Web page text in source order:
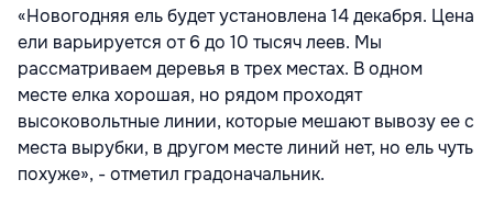
«Новогодняя ель будет установлена 14 декабря. Цена
ели варьируется от 6 до 10 тысяч леев. Мы
рассматриваем деревья в трех местах. В одном
месте елка хорошая, но рядом проходят
высоковольтные линии, которые мешают вывозу ее с
места вырубки, в другом месте линий нет, но ель чуть
похуже», - отметил градоначальник.